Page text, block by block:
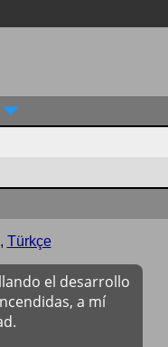
, Türkçe
el desarrollo
a mí